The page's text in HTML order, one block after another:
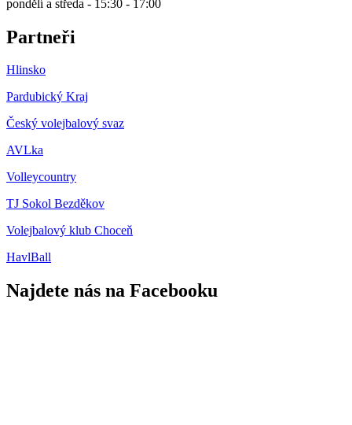
pondělí a středa - 15:30 - 17:00
Partneři
Hlinsko
Pardubický Kraj
Český volejbalový svaz
AVLka
Volleycountry
TJ Sokol Bezděkov
Volejbalový klub Choceň
HavlBall
Najdete nás na Facebooku